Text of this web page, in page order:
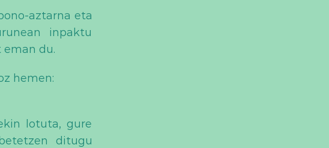
aztarna eta
inpaktu
du.
hemen:
lotuta, gure
ditugu